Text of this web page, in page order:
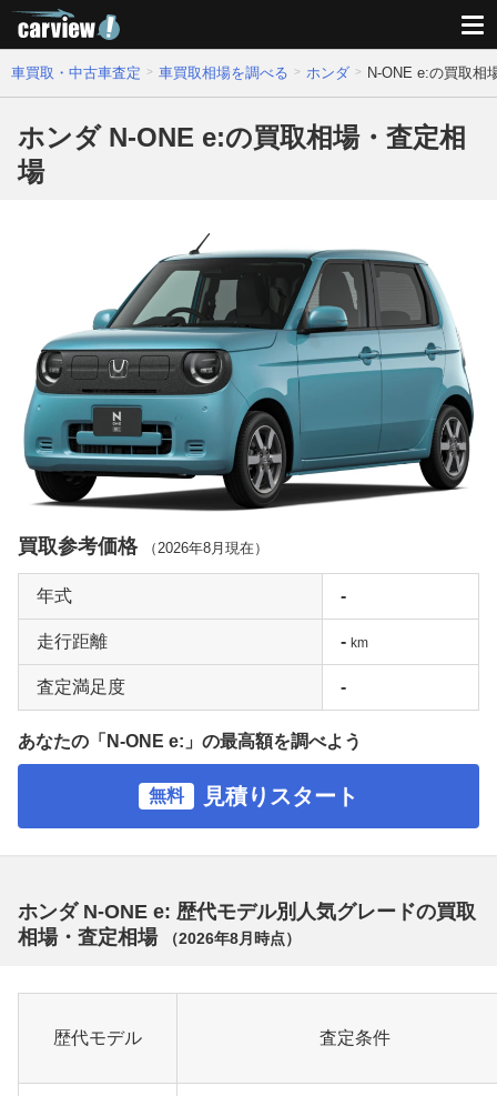
車買取・中古車査定 車買取相場を調べる ホンダ N-ONE e:の買取相
ホンダ N-ONE e:の買取相場・査定相
場
買取参考価格 （ 2026年8月 現在）
年式 -
走行距離 - km
査定満足度 -
あなたの「N-ONE e:」の最高額を調べよう
無料 見積りスタート
ホンダ N-ONE e: 歴代モデル別人気グレードの買取
相場・査定相場
（2026年8月 時点）
歴代モデル 査定条件